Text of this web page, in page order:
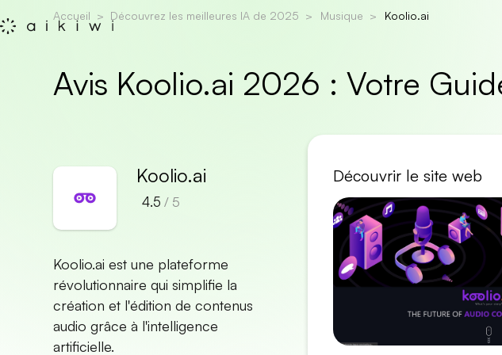
Accueil Découvrez les meilleures IA de 2025 Musique Koolio.ai
Avis Koolio.ai 2026 : Votre
Koolio.ai
4.5 / 5
Koolio.ai est une plateforme
révolutionnaire qui simplifie la
création et l'édition de contenus
audio grâce à l'intelligence
artificielle.
Découvrir le site web